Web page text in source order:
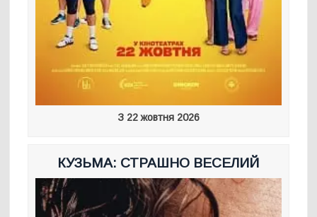
З 22 жовтня 2026
КУЗЬМА: СТРАШНО ВЕСЕЛИЙ